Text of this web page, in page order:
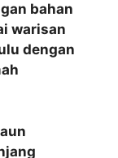
bahan
warisan
dengan